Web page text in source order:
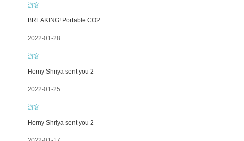
游客
BREAKING! Portable CO2
2022-01-28
游客
Horny Shriya sent you 2
2022-01-25
游客
Horny Shriya sent you 2